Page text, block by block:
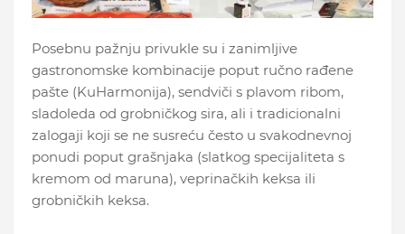
Posebnu pažnju privukle su i zanimljive
gastronomske kombinacije poput ručno rađene
pašte (KuHarmonija), sendviči s plavom ribom,
sladoleda od grobničkog sira, ali i tradicionalni
zalogaji koji se ne susreću često u svakodnevnoj
ponudi poput grašnjaka (slatkog specijaliteta s
kremom od maruna), veprinačkih keksa ili
grobničkih keksa.